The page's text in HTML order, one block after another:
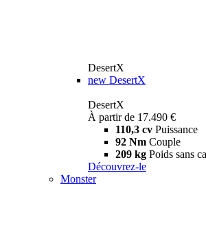
DesertX
new DesertX
DesertX
À partir de 17.490 €
110,3 cv Puissance
92 Nm Couple
209 kg Poids sans
Découvrez-le
Monster